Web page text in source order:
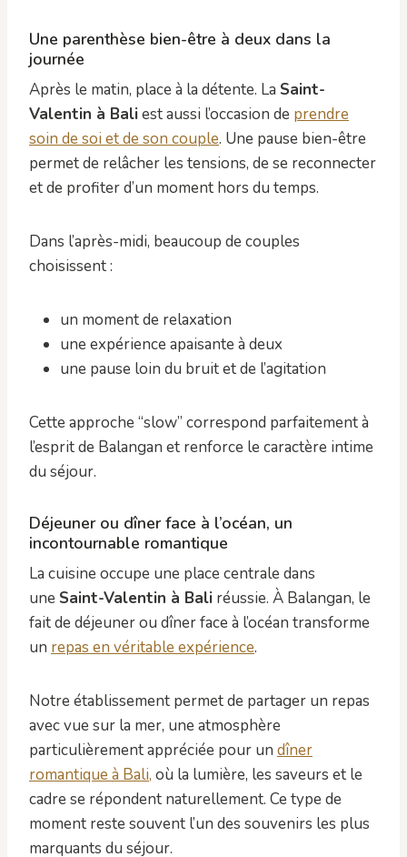
Une parenthèse bien-être à deux dans la
journée
Après le matin, place à la détente. La Saint-
Valentin à Baliest aussi l’occasion de prendre
soin de soi et de son couple. Une pause bien-être
permet de relâcher les tensions, de se reconnecter
et de profiter d’un moment hors du temps.
Dans l’après-midi, beaucoup de couples
choisissent :
un moment de relaxation
une expérience apaisante à deux
une pause loin du bruit et de l’agitation
Cette approche “slow” correspond parfaitement à
l’esprit de Balangan et renforce le caractère intime
du séjour.
Déjeuner ou dîner face à l’océan, un
incontournable romantique
La cuisine occupe une place centrale dans
une Saint-Valentin à Bali réussie. À Balangan, le
fait de déjeuner ou dîner face à l’océan transforme
un repas en véritable expérience.
Notre établissement permet de partager un repas
avec vue sur la mer, une atmosphère
particulièrement appréciée pour un dîner
romantique à Bali, où la lumière, les saveurs et le
cadre se répondent naturellement. Ce type de
moment reste souvent l’un des souvenirs les plus
marquants du séjour.